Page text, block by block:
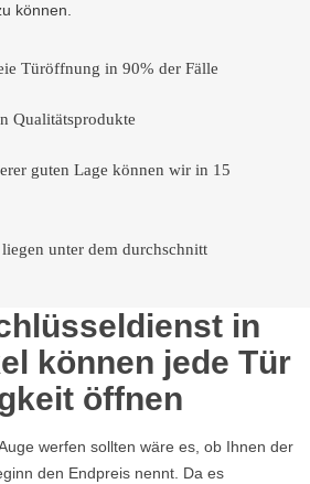
können.
Türöffnung in 90% der Fälle
Qualitätsprodukte
guten Lage können wir in 15
liegen unter dem durchschnitt
in
können jede Tür
öffnen
werfen sollten wäre es, ob Ihnen der
den Endpreis nennt. Da es